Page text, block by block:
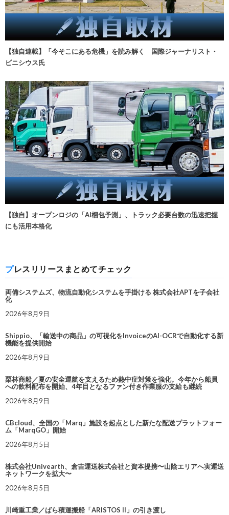
【独自連載】「今そこにある危機」を読み解く 国際ジャーナリスト・
ビニシウス氏
【独自】オープンロジの「AI梱包予測」、トラック必要台数の迅速把握
にも活用本格化
プレスリリースまとめてチェック
両備システムズ、物流自動化システムを手掛ける 株式会社APTを子会社
化
2026年8月9日
Shippio、「輸送中の商品」の可視化をInvoiceのAI-OCRで自動化する新
機能を提供開始
2026年8月9日
栗林商船／夏の安全運航を支えるため熱中症対策を強化。今年から船員
への飲料配布を開始、4年目となるファン付き作業服の支給も継続
2026年8月9日
CBcloud、全国の「Marq」施設を起点とした新たな配送プラットフォー
ム「MarqGO」開始
2026年8月5日
株式会社Univearth、倉吉運送株式会社と資本提携〜山陰エリアへ実運送
ネットワークを拡大〜
2026年8月5日
川崎重工業／ばら積運搬船「ARISTOS II」の引き渡し